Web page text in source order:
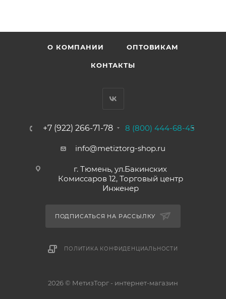
О КОМПАНИИ ОПТОВИКАМ
КОНТАКТЫ
+7 (922) 266-71-78 8 (800) 444-68-45
info@metiztorg-shop.ru
г. Тюмень, ул.Бакинских
Комиссаров 12, Торговый центр
Инженер
ПОДПИСАТЬСЯ НА РАССЫЛКУ
ПОЛИТИКА КОНФИДЕНЦИАЛЬНОСТИ
2026 © МетизТорг - интернет-магазин